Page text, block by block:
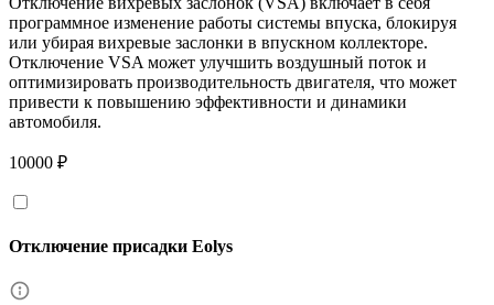
программное изменение работы системы впуска, блокируя
или убирая вихревые заслонки в впускном коллекторе.
Отключение VSA может улучшить воздушный поток и
оптимизировать производительность двигателя, что может
привести к повышению эффективности и динамики
автомобиля.
10000 ₽
Отключение присадки Eolys